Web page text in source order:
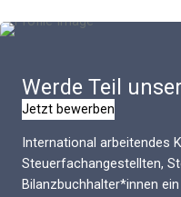
Werde Teil
Jetzt bewerben
International arbeitendes
Steuerfachangestellten,
Bilanzbuchhalter*innen